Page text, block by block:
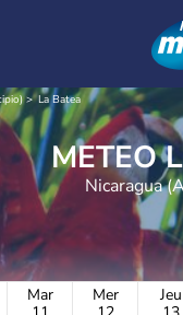
La Batea
Nicaragua
Mar
Mer
Jeu